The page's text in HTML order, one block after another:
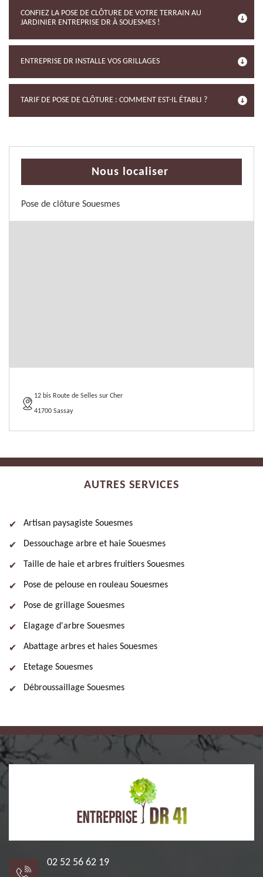
CONFIEZ LA POSE DE CLÔTURE DE VOTRE TERRAIN AU
JARDINIER ENTREPRISE DR À SOUESMES !
ENTREPRISE DR INSTALLE VOS GRILLAGES
TARIF DE POSE DE CLÔTURE : COMMENT EST-IL ÉTABLI ?
Nous localiser
Pose de clôture Souesmes
12 bis Route de Selles sur Cher
41700 Sassay
AUTRES SERVICES
Artisan paysagiste Souesmes
Dessouchage arbre et haie Souesmes
Taille de haie et arbres fruitiers Souesmes
Pose de pelouse en rouleau Souesmes
Pose de grillage Souesmes
Elagage d'arbre Souesmes
Abattage arbres et haies Souesmes
Etetage Souesmes
Débroussaillage Souesmes
02 52 56 62 19